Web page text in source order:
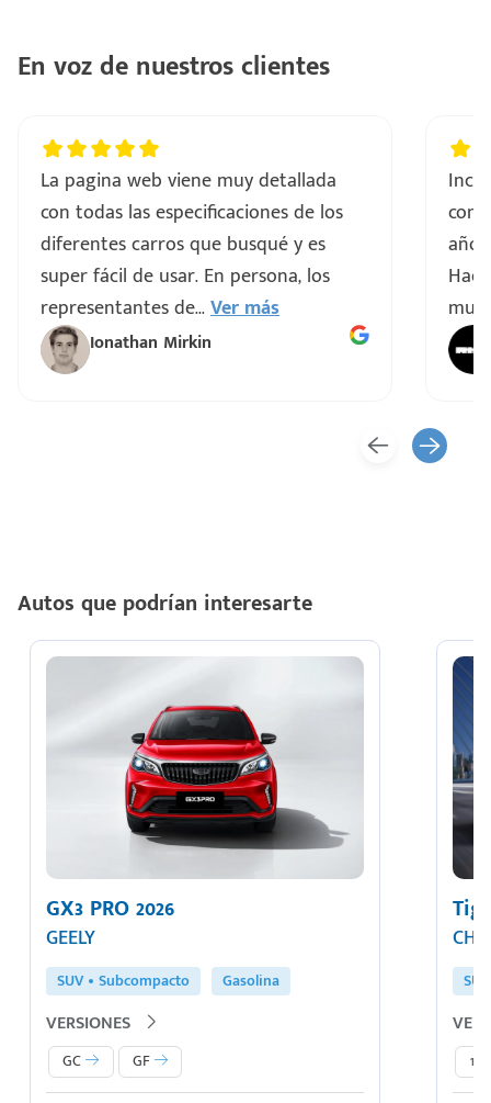
En voz de nuestros clientes
La pagina web viene muy detallada
con todas las especificaciones de los
diferentes carros que busqué y es
super fácil de usar. En persona, los
representantes de...Ver más
Ionathan Mirkin
muy
Autos que podrían interesarte
GX3 PRO 2026
GEELY
SUV Subcompacto Gasolina
VERSIONES
GC GF
SUV